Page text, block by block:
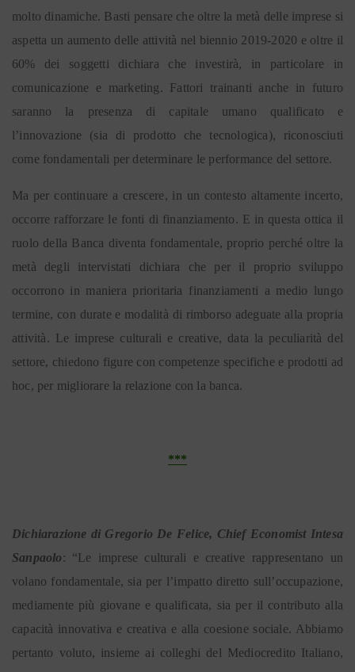
molto dinamiche. Basti pensare che oltre la metà delle imprese si
aspetta un aumento delle attività nel biennio 2019-2020 e oltre il
60% dei soggetti dichiara che investirà, in particolare in
comunicazione e marketing. Fattori trainanti anche in futuro
saranno la presenza di capitale umano qualificato e
l’innovazione (sia di prodotto che tecnologica), riconosciuti
come fondamentali per determinare le performance del settore.
Ma per continuare a crescere, in un contesto altamente incerto,
occorre rafforzare le fonti di finanziamento. E in questa ottica il
ruolo della Banca diventa fondamentale, proprio perché oltre la
metà degli intervistati dichiara che per il proprio sviluppo
occorrono in maniera prioritaria finanziamenti a medio lungo
termine, con durate e modalità di rimborso adeguate alla propria
attività. Le imprese culturali e creative, data la peculiarità del
settore, chiedono figure con competenze specifiche e prodotti ad
hoc, per migliorare la relazione con la banca.
***
Dichiarazione di Gregorio De Felice, Chief Economist Intesa
Sanpaolo : “Le imprese culturali e creative rappresentano un
volano fondamentale, sia per l’impatto diretto sull’occupazione,
mediamente più giovane e qualificata, sia per il contributo alla
capacità innovativa e creativa e alla coesione sociale. Abbiamo
pertanto voluto, insieme ai colleghi del Mediocredito Italiano,